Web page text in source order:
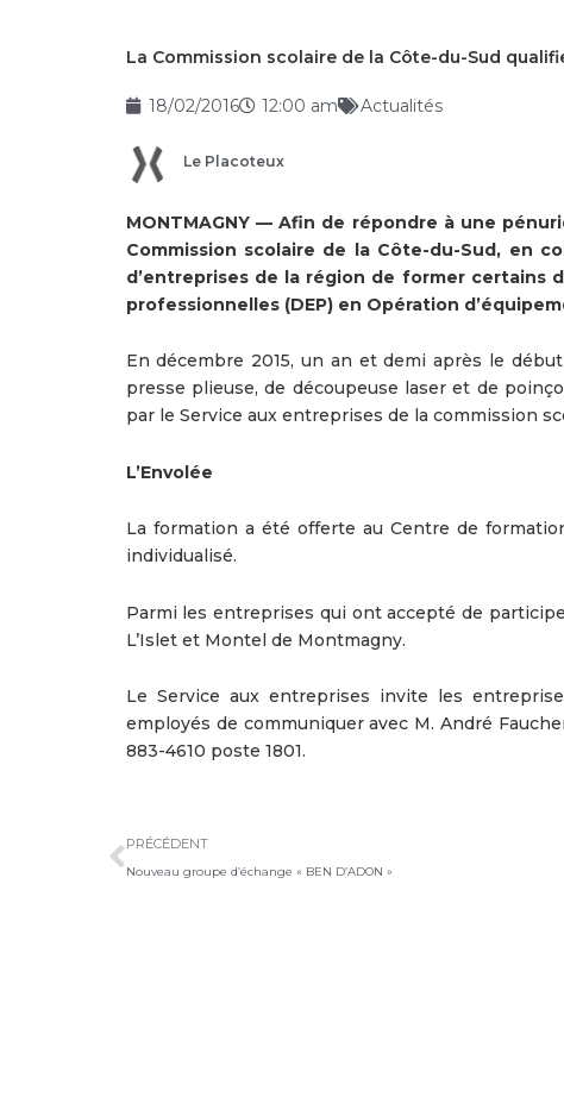
La Commission scolaire de la Côte-du-Sud
18/02/2016 12:00 am Actualités
Le Placoteux
MONTMAGNY — Afin de répondre à une
Commission scolaire de la Côte-du-Sud, en
d’entreprises de la région de former certains
professionnelles (DEP) en Opération
En décembre 2015, un an et demi après le
presse plieuse, de découpeuse laser et de
par le Service aux entreprises de la commission
L’Envolée
La formation a été offerte au Centre de
individualisé.
Parmi les entreprises qui ont accepté de
L’Islet et Montel de Montmagny.
Le Service aux entreprises invite les
employés de communiquer avec M. André
883-4610 poste 1801.
PRÉCÉDENT
Nouveau groupe d’échange « BEN D’ADON »